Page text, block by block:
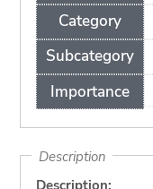
Category
Subcategory
Importance
Description
Description: